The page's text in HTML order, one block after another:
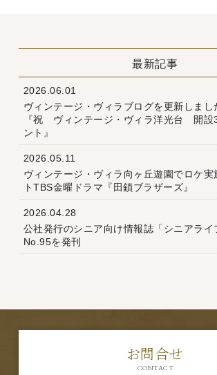
最新記事
2026.06.01
ヴィンテージ・ヴィラブログを更新しまし
『祝 ヴィンテージ・ヴィラ洋光台 開設
ント』
2026.05.11
ヴィンテージ・ヴィラ向ヶ丘遊園でロケ実
トTBS金曜ドラマ『田鎖ブラザーズ』
2026.04.28
公社発行のシニア向け情報誌「シニアライ
No.95を発刊
お問合せ
CONTACT